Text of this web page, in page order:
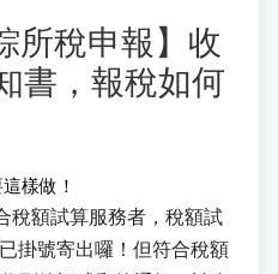
所稅申報】收
書，報稅如何
樣做！
稅額試算服務者，稅額試
掛號寄出囉！但符合稅額